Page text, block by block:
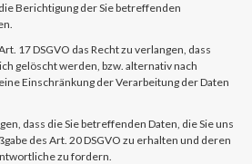
Berichtigung der Sie betreffenden
17 DSGVO das Recht zu verlangen, dass
gelöscht werden, bzw. alternativ nach
Einschränkung der Verarbeitung der Daten
dass die Sie betreffenden Daten, die Sie uns
des Art. 20 DSGVO zu erhalten und deren
zu fordern.